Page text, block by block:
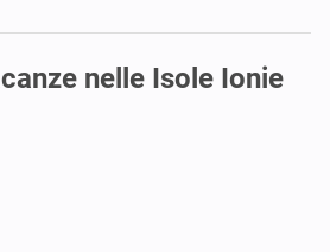
nelle Isole Ionie